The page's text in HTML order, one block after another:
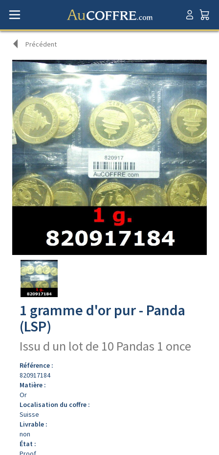
Précédent
Avers
produit
1 gramme d'or pur - Panda
(LSP)
Issu d un lot de 10 Pandas 1 once
Référence :
820917184
Matière :
Or
Localisation du coffre :
Suisse
Livrable :
non
État :